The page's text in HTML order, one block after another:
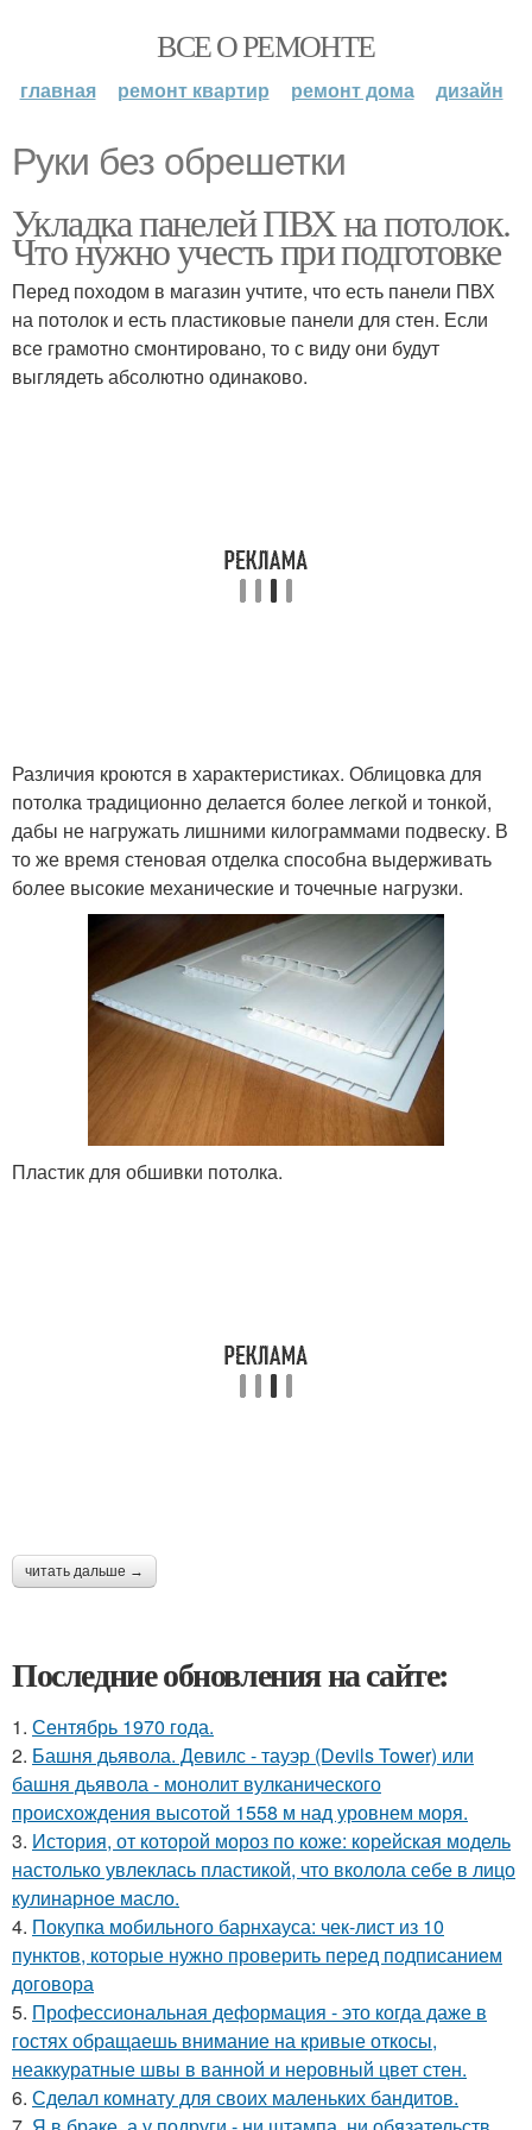
ВСЕ О РЕМОНТЕ
главная ремонт квартир ремонт дома дизайн
Руки без обрешетки
Укладка панелей ПВХ на потолок.
Что нужно учесть при подготовке
Перед походом в магазин учтите, что есть панели ПВХ
на потолок и есть пластиковые панели для стен. Если
все грамотно смонтировано, то с виду они будут
выглядеть абсолютно одинаково.
Различия кроются в характеристиках. Облицовка для
потолка традиционно делается более легкой и тонкой,
дабы не нагружать лишними килограммами подвеску. В
то же время стеновая отделка способна выдерживать
более высокие механические и точечные нагрузки.
Пластик для обшивки потолка.
читать дальше →
Последние обновления на сайте:
1. Сентябрь 1970 года.
2. Башня дьявола. Девилс - тауэр (Devils Tower) или
башня дьявола - монолит вулканического
происхождения высотой 1558 м над уровнем моря.
3. История, от которой мороз по коже: корейская модель
настолько увлеклась пластикой, что вколола себе в лицо
кулинарное масло.
4. Покупка мобильного барнхауса: чек-лист из 10
пунктов, которые нужно проверить перед подписанием
договора
5. Профессиональная деформация - это когда даже в
гостях обращаешь внимание на кривые откосы,
неаккуратные швы в ванной и неровный цвет стен.
6. Сделал комнату для своих маленьких бандитов.